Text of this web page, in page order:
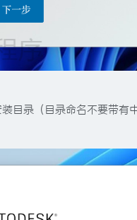
目录（目录命名不要带